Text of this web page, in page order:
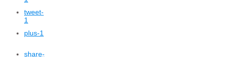
tweet-
1
plus-1
share-